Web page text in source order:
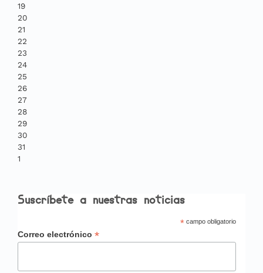
19
20
21
22
23
24
25
26
27
28
29
30
31
1
Suscríbete a nuestras noticias
* campo obligatorio
Correo electrónico *